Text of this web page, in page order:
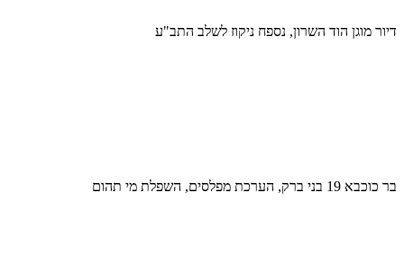
דיור מוגן הוד השרון, נספח ניקוז לשלב התב"ע
בר כוכבא 19 בני ברק, הערכת מפלסים, השפלת מי תהום